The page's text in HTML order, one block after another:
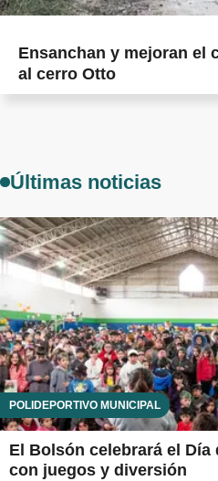
Ensanchan y mejoran el
al cerro Otto
Últimas noticias
POLIDEPORTIVO MUNICIPAL
El Bolsón celebrará el Día
con juegos y diversión